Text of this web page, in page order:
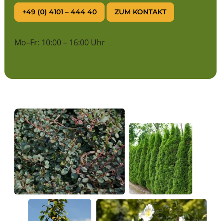
zusätzliche Abwechslung schaffen.
Eine begrenzte Farbauswahl wirkt meist harmonischer
Farbtönen. Besonders elegant sind Kombinationen
aus Weiß, Rosa und Violett oder warme Pflanzungen
Die meisten Rhododendren bevorzugen einen
halbschattigen bis lichtschattigen Standort. Ideal ist
ein Platz mit milder Morgen- oder Abendsonne und
Schutz vor intensiver Mittagssonne.
Unter lichten, tief wurzelnden Bäumen können
Rhododendren gute Bedingungen finden. Geeignet
sind beispielsweise Kiefern oder andere Gehölze, die
keinen extrem dichten Wurzelfilz direkt an der
Bodenoberfläche bilden.
Weniger günstig ist ein Standort unmittelbar unter
stark wasserziehenden, flach wurzelnden Bäumen.
+49 (0) 4101 – 444 40 ZUM KONTAKT
Mo–Fr: 10:00 – 16:00 Uhr